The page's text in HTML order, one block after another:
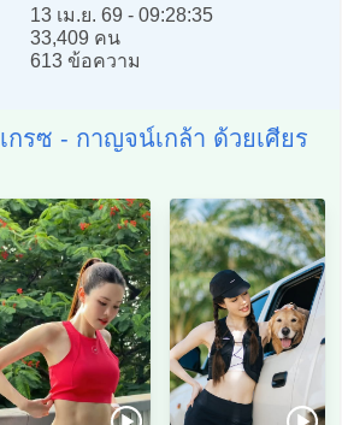
13 เม.ย. 69 - 09:28:35
33,409 คน
613 ข้อความ
เกรซ - กาญจน์เกล้า ด้วยเศียร